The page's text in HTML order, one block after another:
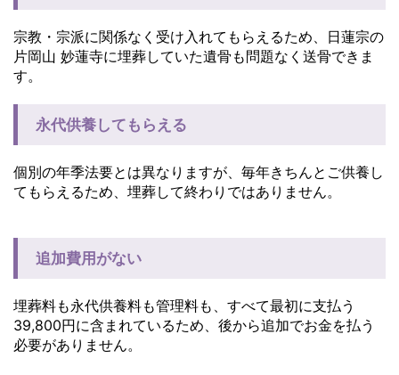
宗教・宗派に関係なく受け入れてもらえるため、日蓮宗の
片岡山 妙蓮寺に埋葬していた遺骨も問題なく送骨できま
す。
永代供養してもらえる
個別の年季法要とは異なりますが、毎年きちんとご供養し
てもらえるため、埋葬して終わりではありません。
追加費用がない
埋葬料も永代供養料も管理料も、すべて最初に支払う
39,800円に含まれているため、後から追加でお金を払う
必要がありません。